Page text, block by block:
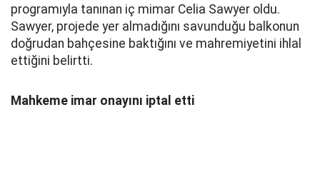
programıyla tanınan iç mimar Celia Sawyer oldu.
Sawyer, projede yer almadığını savunduğu balkonun
doğrudan bahçesine baktığını ve mahremiyetini ihlal
ettiğini belirtti.
Mahkeme imar onayını iptal etti